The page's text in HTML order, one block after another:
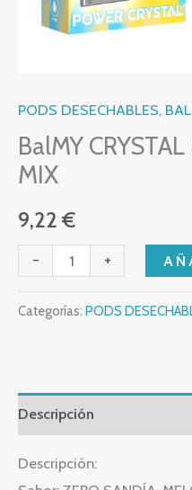
PODS DESECHABLES,
BalMY
MIX
9,22 €
- +
Categorías: PODS
Descripción
Descripción: